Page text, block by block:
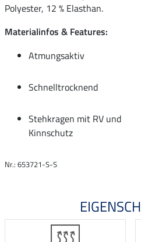
Polyester, 12 % Elasthan.
Materialinfos & Features:
Atmungsaktiv
Schnelltrocknend
Stehkragen mit RV und
Kinnschutz
Nr.: 653721-S-S